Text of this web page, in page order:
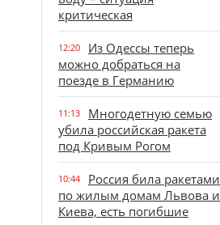
критическая
12:20
Из Одессы теперь
можно добраться на
поезде в Германию
11:13
Многодетную семью
убила российская ракета
под Кривым Рогом
10:44
Россия била ракетами
по жилым домам Львова и
Киева, есть погибшие